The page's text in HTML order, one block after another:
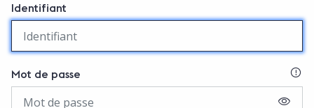
Identifiant
Mot de passe